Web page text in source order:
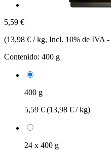
5,59 €
(13,98 € / kg, Incl. 10% de IVA -
Contenido: 400 g
400 g
5,59 € (13,98 € / kg)
24 x 400 g